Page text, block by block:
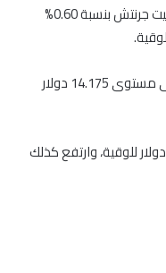
وارتفع الذهب في حدود الساعة 8:28 بتوقيت جرنتش بنسبة 0.60%
وارتفع سعر الفضة بنسبة 0.67%، ووصل إلى مستوى 14.175 دولار
وصعد سعر البلاديوم إلى مستوى 535.35 دولار للوقية، وارتفع كذلك